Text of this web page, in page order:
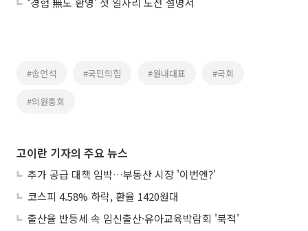
#송언석 #국민의힘 #원내대표 #국회
#의원총회
고이란 기자의 주요 뉴스
추가 공급 대책 임박…부동산 시장 '이번엔?'
코스피 4.58% 하락, 환율 1420원대
출산율 반등세 속 임신출산·유아교육박람회 '북적'